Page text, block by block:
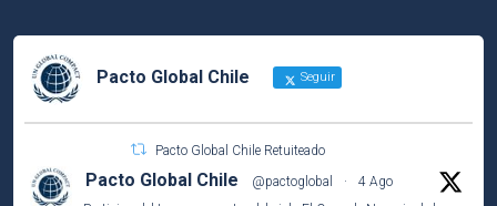
Pacto Global Chile Seguir
Pacto Global Chile Retuiteado
Pacto Global Chile @pactoglobal ·
4 Ago